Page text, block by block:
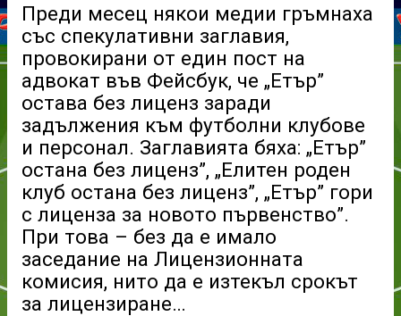
Преди месец някои медии гръмнаха
със спекулативни заглавия,
провокирани от един пост на
адвокат във Фейсбук, че „Етър”
остава без лиценз заради
задължения към футболни клубове
и персонал. Заглавията бяха: „Етър”
остана без лиценз”, „Елитен роден
клуб остана без лиценз”, „Етър” гори
с лиценза за новото първенство”.
При това – без да е имало
заседание на Лицензионната
комисия, нито да е изтекъл срокът
за лицензиране…